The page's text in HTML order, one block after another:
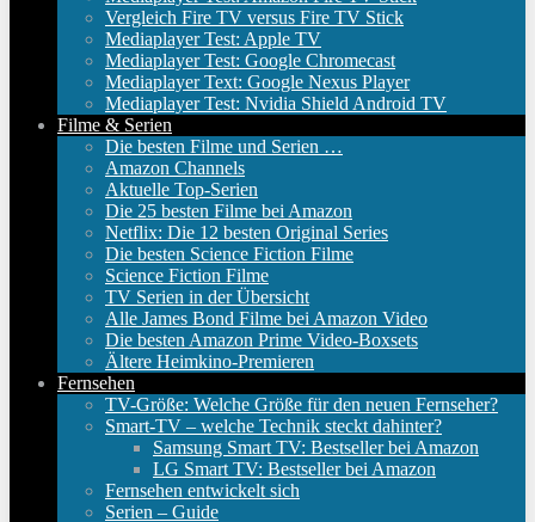
Vergleich Fire TV versus Fire TV Stick
Mediaplayer Test: Apple TV
Mediaplayer Test: Google Chromecast
Mediaplayer Text: Google Nexus Player
Mediaplayer Test: Nvidia Shield Android TV
Filme & Serien
Die besten Filme und Serien …
Amazon Channels
Aktuelle Top-Serien
Die 25 besten Filme bei Amazon
Netflix: Die 12 besten Original Series
Die besten Science Fiction Filme
Science Fiction Filme
TV Serien in der Übersicht
Alle James Bond Filme bei Amazon Video
Die besten Amazon Prime Video-Boxsets
Ältere Heimkino-Premieren
Fernsehen
TV-Größe: Welche Größe für den neuen Fernseher?
Smart-TV – welche Technik steckt dahinter?
Samsung Smart TV: Bestseller bei Amazon
LG Smart TV: Bestseller bei Amazon
Fernsehen entwickelt sich
Serien – Guide